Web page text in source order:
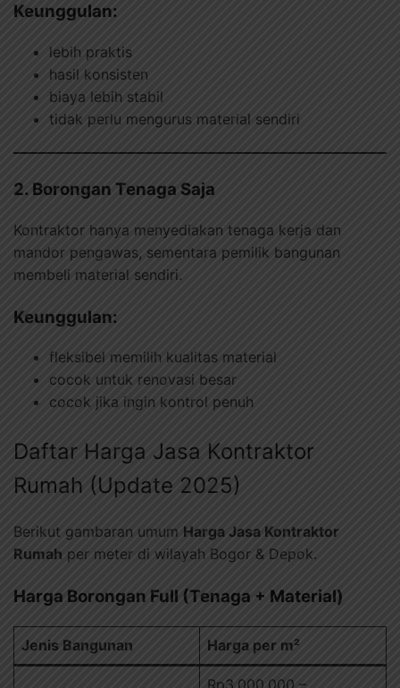
Keunggulan:
lebih praktis
hasil konsisten
biaya lebih stabil
tidak perlu mengurus material sendiri
2. Borongan Tenaga Saja
Kontraktor hanya menyediakan tenaga kerja dan
mandor pengawas, sementara pemilik bangunan
membeli material sendiri.
Keunggulan:
fleksibel memilih kualitas material
cocok untuk renovasi besar
cocok jika ingin kontrol penuh
Daftar Harga Jasa Kontraktor
Rumah (Update 2025)
Berikut gambaran umum Harga Jasa Kontraktor
Rumah per meter di wilayah Bogor & Depok.
Harga Borongan Full (Tenaga + Material)
Jenis Bangunan Harga per m²